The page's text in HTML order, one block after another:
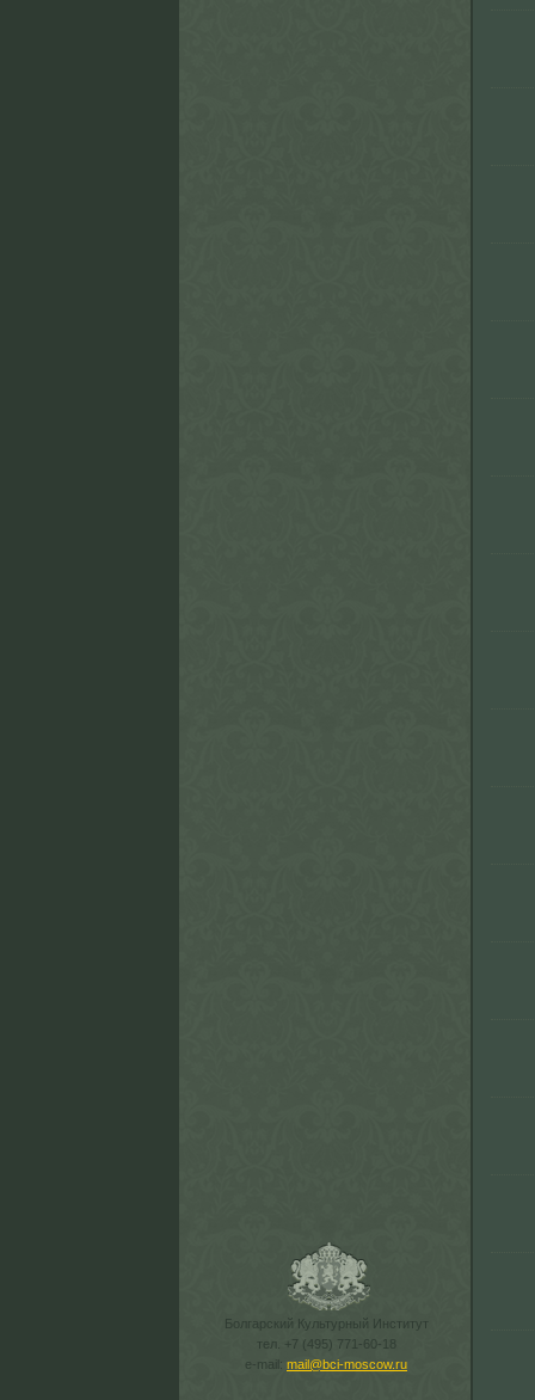
Болгарский Культурный Институт
тел. +7 (495) 771-60-18
e-mail: mail@bci-moscow.ru